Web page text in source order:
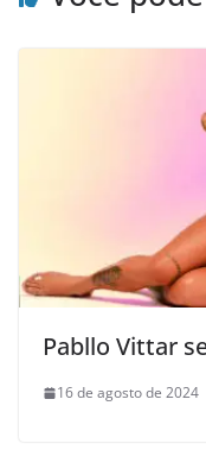
Pabllo Vittar
16 de agosto de 2024